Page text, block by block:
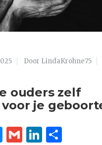
Door LindaKrohne75
ouders zelf
je
Messenger
GmailLinkedIn